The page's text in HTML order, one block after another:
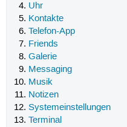
Uhr
Kontakte
Telefon-App
Friends
Galerie
Messaging
Musik
Notizen
Systemeinstellungen
Terminal